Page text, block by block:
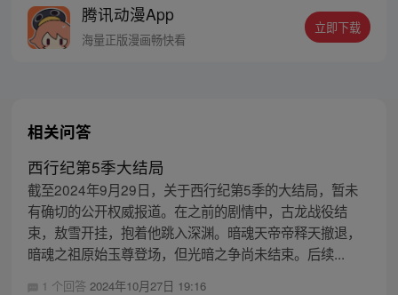
辞万难，找到唐三藏大法师，和他一起重新
寻回徒弟们，组成全新“西行小队”，再度踏
腾讯动漫App
海量正版漫画畅快看
立即下载
相关问答
西行纪第5季大结局
截至2024年9月29日，关于西行纪第5季的大结局，暂未
有确切的公开权威报道。在之前的剧情中，古龙战役结
束，敖雪开挂，抱着他跳入深渊。暗魂天帝帝释天撤退，
暗魂之祖原始玉尊登场，但光暗之争尚未结束。后续...
1 个回答 2024年10月27日 19:16